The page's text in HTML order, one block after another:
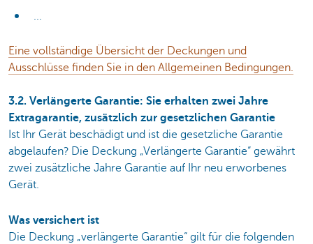
...
Eine vollständige Übersicht der Deckungen und
Ausschlüsse finden Sie in den Allgemeinen Bedingungen.
3.2. Verlängerte Garantie: Sie erhalten zwei Jahre
Extragarantie, zusätzlich zur gesetzlichen Garantie
Ist Ihr Gerät beschädigt und ist die gesetzliche Garantie
abgelaufen? Die Deckung „Verlängerte Garantie“ gewährt
zwei zusätzliche Jahre Garantie auf Ihr neu erworbenes
Gerät.
Was versichert ist
Die Deckung „verlängerte Garantie“ gilt für die folgenden